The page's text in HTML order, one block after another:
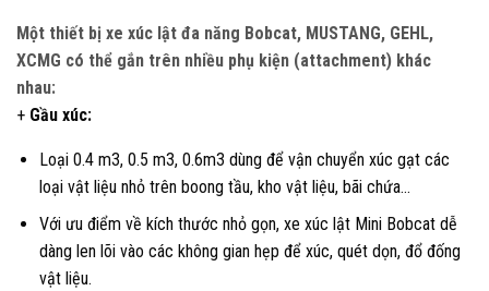
Một thiết bị xe xúc lật đa năng Bobcat, MUSTANG, GEHL,
XCMG có thể gắn trên nhiều phụ kiện (attachment) khác
nhau:
+ Gầu xúc:
Loại 0.4 m3, 0.5 m3, 0.6m3 dùng để vận chuyển xúc gạt các
loại vật liệu nhỏ trên boong tầu, kho vật liệu, bãi chứa…
Với ưu điểm về kích thước nhỏ gọn, xe xúc lật Mini Bobcat dễ
dàng len lõi vào các không gian hẹp để xúc, quét dọn, đổ đống
vật liệu.